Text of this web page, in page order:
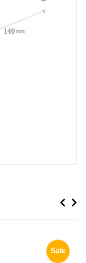
Previous
Sale
Next